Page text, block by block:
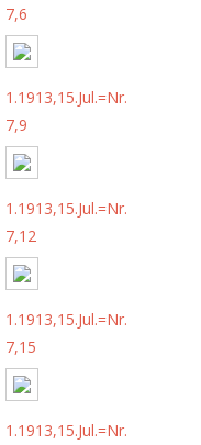
7,6
1.1913,15.Jul.=Nr.
7,9
1.1913,15.Jul.=Nr.
7,12
1.1913,15.Jul.=Nr.
7,15
1.1913,15.Jul.=Nr.